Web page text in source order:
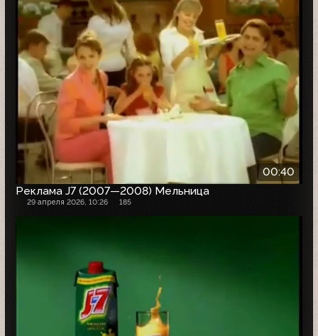
00:40
Реклама J7 (2007—2008) Мельница
29 апреля 2026, 10:26 185